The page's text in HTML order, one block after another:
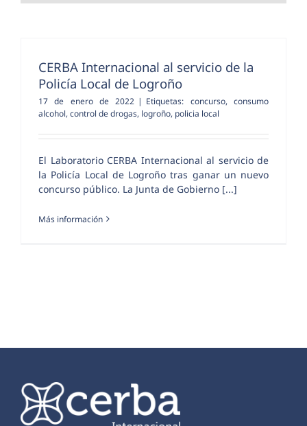
CERBA Internacional al servicio de la
Policía Local de Logroño
17 de enero de 2022 | Etiquetas: concurso,consumo
alcohol, control de drogas, logroño, policia local
El Laboratorio CERBA Internacional al servicio de
la Policía Local de Logroño tras ganar un nuevo
concurso público. La Junta de Gobierno [...]
Más información